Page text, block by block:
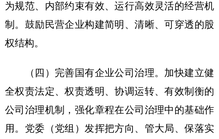
为规范、内部约束有效、运行高效灵活的经营机
制。鼓励民营企业构建简明、清晰、可穿透的股
权结构。
（四）完善国有企业公司治理。加快建立健
全权责法定、权责透明、协调运转、有效制衡的
公司治理机制，强化章程在公司治理中的基础作
用。党委（党组）发挥把方向、管大局、保落实